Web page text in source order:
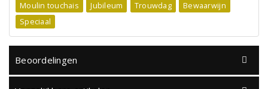
Moulin touchais
Jubileum Trouwdag
Bewaarwijn
Speciaal
Beoordelingen